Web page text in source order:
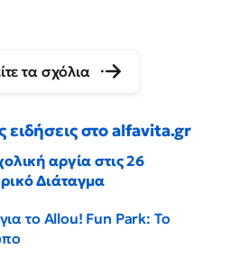
τα σχόλια
ειδήσεις στο alfavita.gr
αργία στις 26
Διάταγμα
το Allou! Fun Park: Το